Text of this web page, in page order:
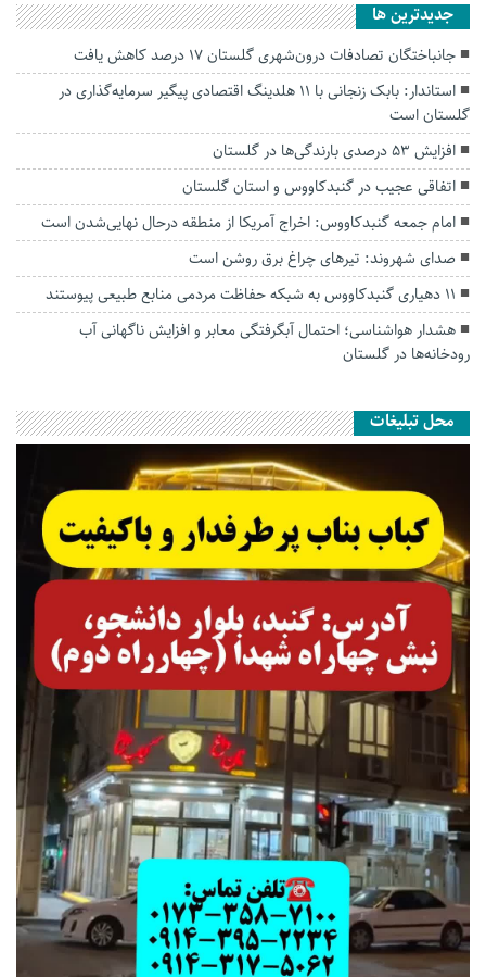
جديدترين ها
جانباختگان تصادفات درون‌شهری گلستان ۱۷ درصد کاهش یافت
استاندار: بابک زنجانی با ۱۱ هلدینگ اقتصادی پیگیر سرمایه‌گذاری در
گلستان است
افزایش ۵۳ درصدی بارندگی‌ها در گلستان
اتفاقی عجیب در‌ گنبدکاووس و استان گلستان
امام جمعه گنبدکاووس: اخراج آمریکا از منطقه درحال نهایی‌شدن است
صدای شهروند: تیرهای چراغ برق روشن است
۱۱ دهیاری گنبدکاووس به شبکه حفاظت مردمی منابع طبیعی پیوستند
هشدار هواشناسی؛ احتمال آبگرفتگی معابر و افزایش ناگهانی آب
رودخانه‌ها در گلستان
محل تبلیغات